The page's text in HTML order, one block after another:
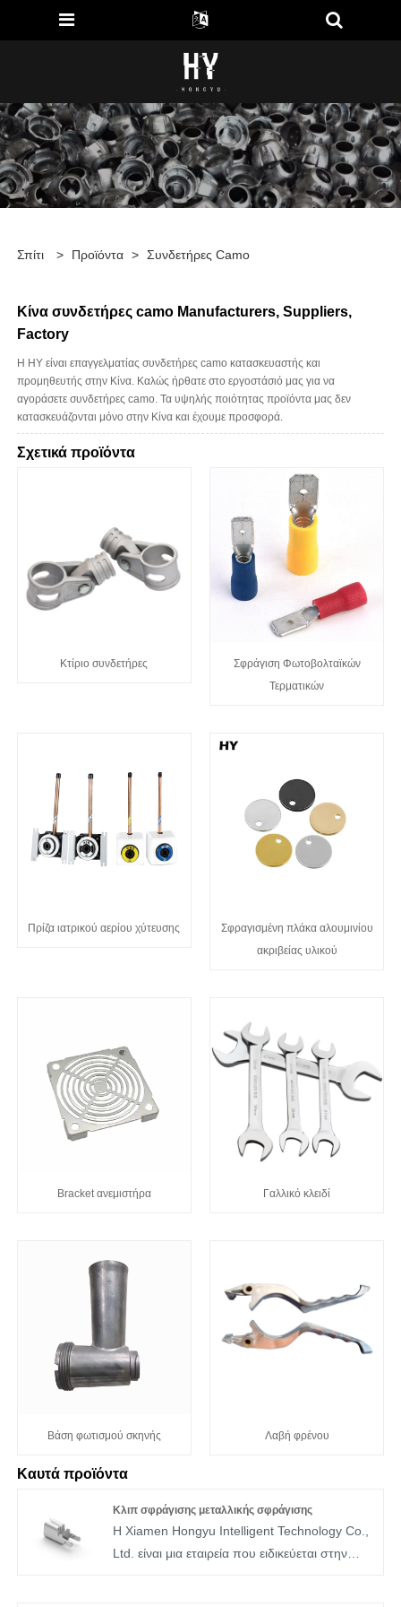
Σπίτι > Προϊόντα > Συνδετήρες Camo
Κίνα συνδετήρες camo Manufacturers, Suppliers,
Factory
Η HY είναι επαγγελματίας συνδετήρες camo κατασκευαστής και
προμηθευτής στην Κίνα. Καλώς ήρθατε στο εργοστάσιό μας για να
αγοράσετε συνδετήρες camo. Τα υψηλής ποιότητας προϊόντα μας δεν
κατασκευάζονται μόνο στην Κίνα και έχουμε προσφορά.
Σχετικά προϊόντα
Κτίριο συνδετήρες
Σφράγιση Φωτοβολταϊκών
Τερματικών
Πρίζα ιατρικού αερίου χύτευσης
Σφραγισμένη πλάκα αλουμινίου
ακριβείας υλικού
Bracket ανεμιστήρα Γαλλικό κλειδί
Βάση φωτισμού σκηνής Λαβή φρένου
Καυτά προϊόντα
Κλιπ σφράγισης μεταλλικής σφράγισης
Η Xiamen Hongyu Intelligent Technology Co.,
Ltd. είναι μια εταιρεία που ειδικεύεται στην